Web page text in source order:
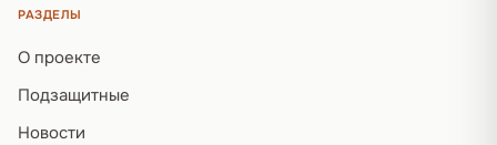
РАЗДЕЛЫ
О проекте
Подзащитные
Новости